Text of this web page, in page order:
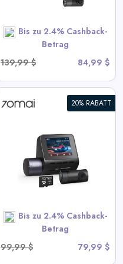
Bis zu 2.4% Cashback-
Betrag
139,99 $
84,99 $
20% RABATT
Bis zu 2.4% Cashback-
Betrag
99,99 $
79,99 $